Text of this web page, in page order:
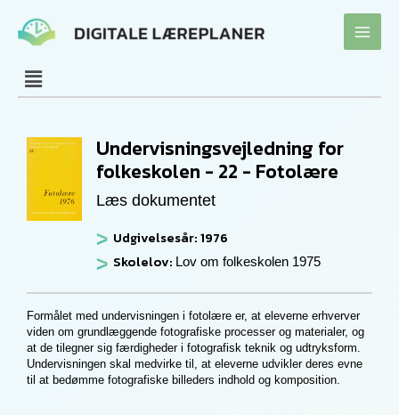
Undervisningsvejledning for
folkeskolen - 22 - Fotolære
Læs dokumentet
Udgivelsesår: 1976
Skolelov: Lov om folkeskolen 1975
Formålet med undervisningen i fotolære er, at eleverne erhverver
viden om grundlæggende fotografiske processer og materialer, og
at de tilegner sig færdigheder i fotografisk teknik og udtryksform.
Undervisningen skal medvirke til, at eleverne udvikler deres evne
til at bedømme fotografiske billeders indhold og komposition.